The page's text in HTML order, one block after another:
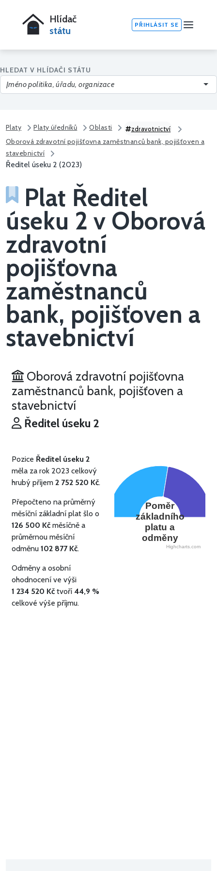
Hlídač
státu
PŘIHLÁSIT SE
HLEDAT V HLÍDAČI STÁTU
Platy Platy úředníků Oblasti zdravotnictví
Oborová zdravotní pojišťovna zaměstnanců bank, pojišťoven a
stavebnictví
Ředitel úseku 2 (2023)
Plat Ředitel
úseku 2 v Oborová
zdravotní
pojišťovna
zaměstnanců
bank, pojišťoven a
stavebnictví
Oborová zdravotní pojišťovna
zaměstnanců bank, pojišťoven a
stavebnictví
Ředitel úseku 2
Pozice Ředitel úseku 2
měla za rok 2023 celkový
hrubý příjem 2 752 520 Kč.
Přepočteno na průměrný
měsíční základní plat šlo o
126 500 Kč měsíčně a
průměrnou měsíční
odměnu 102 877 Kč.
Odměny a osobní
ohodnocení ve výši
1 234 520 Kč tvoří 44,9 %
celkové výše příjmu.
Poměr
základního
platu a
odměny
Highcharts.com